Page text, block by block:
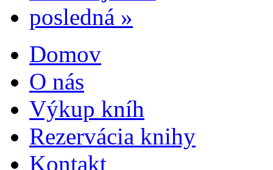
posledná »
Hlavné menu
Domov
O nás
Výkup kníh
Rezervácia knihy
Kontakt